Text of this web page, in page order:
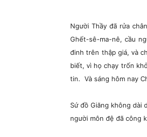
Người Thầy đã rửa
Ghết-sê-ma-nê, cầu
đinh trên thập giá, và
biết, vì họ chạy trốn
tin. Và sáng hôm nay
Sứ đồ Giăng không
người môn đệ đã công